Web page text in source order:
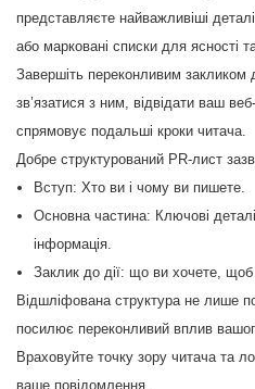
представляєте найважливіші
або марковані списки для ясності
Завершіть переконливим закликом
зв’язатися з ним, відвідати ваш
спрямовує подальші кроки читача.
Добре структурований PR-лист
Вступ: Хто ви і чому ви пишете.
Основна частина: Ключові
інформація.
Заклик до дії: що ви хочете,
Відшліфована структура не лише
посилює переконливий вплив
Враховуйте точку зору читача та
ваше повідомлення.